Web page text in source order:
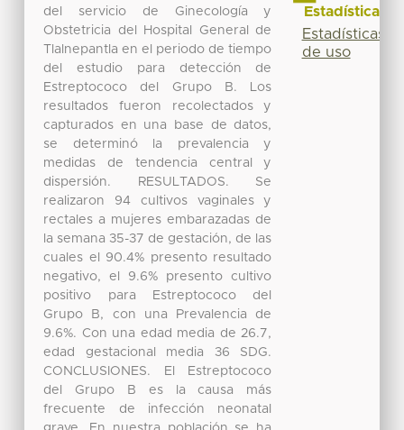
del servicio de Ginecología y
Obstetricia del Hospital General de
Tlalnepantla en el periodo de tiempo
del estudio para detección de
Estreptococo del Grupo B. Los
resultados fueron recolectados y
capturados en una base de datos,
se determinó la prevalencia y
medidas de tendencia central y
dispersión. RESULTADOS. Se
realizaron 94 cultivos vaginales y
rectales a mujeres embarazadas de
la semana 35-37 de gestación, de las
cuales el 90.4% presento resultado
negativo, el 9.6% presento cultivo
positivo para Estreptococo del
Grupo B, con una Prevalencia de
9.6%. Con una edad media de 26.7,
edad gestacional media 36 SDG.
CONCLUSIONES. El Estreptococo
del Grupo B es la causa más
frecuente de infección neonatal
Estadísticas
Estadísticas
de uso